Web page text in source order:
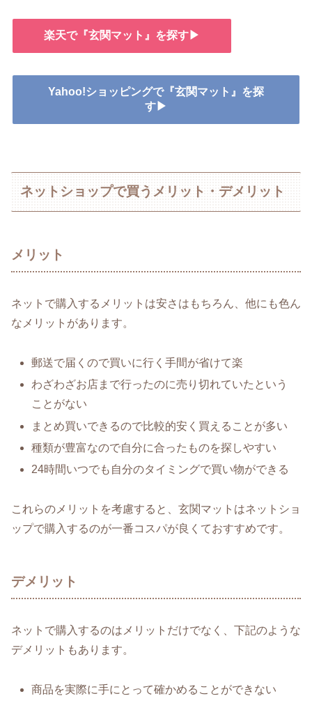
楽天で『玄関マット』を探す▶
Yahoo!ショッピングで『玄関マット』を探
す▶
ネットショップで買うメリット・デメリット
メリット
ネットで購入するメリットは安さはもちろん、他にも色ん
なメリットがあります。
郵送で届くので買いに行く手間が省けて楽
わざわざお店まで行ったのに売り切れていたという
ことがない
まとめ買いできるので比較的安く買えることが多い
種類が豊富なので自分に合ったものを探しやすい
24時間いつでも自分のタイミングで買い物ができる
これらのメリットを考慮すると、玄関マットはネットショ
ップで購入するのが一番コスパが良くておすすめです。
デメリット
ネットで購入するのはメリットだけでなく、下記のような
デメリットもあります。
商品を実際に手にとって確かめることができない